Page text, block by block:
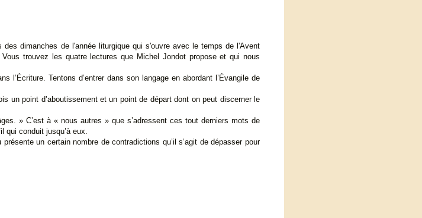
dimanches de l'année liturgique qui s'ouvre avec le temps de l'Avent
trouvez les quatre lectures que Michel Jondot propose et qui nous
l’Écriture. Tentons d’entrer dans son langage en abordant l’Évangile de
un point d’aboutissement et un point de départ dont on peut discerner le
» C’est à « nous autres » que s’adressent ces tout derniers mots de
qui conduit jusqu’à eux.
un certain nombre de contradictions qu’il s’agit de dépasser pour